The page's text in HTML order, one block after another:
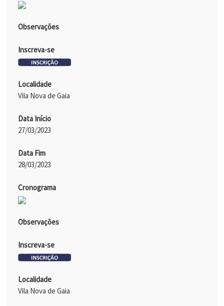
Observações
Inscreva-se
Localidade
Vila Nova de Gaia
Data Início
27/03/2023
Data Fim
28/03/2023
Cronograma
Observações
Inscreva-se
Localidade
Vila Nova de Gaia